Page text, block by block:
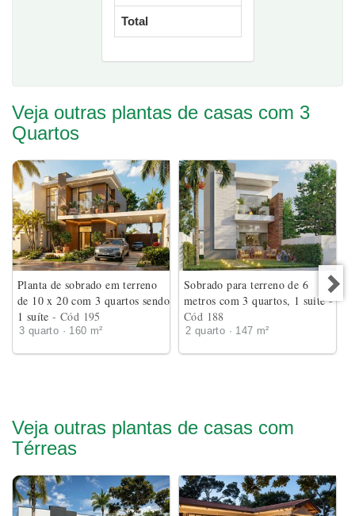
Total
Veja outras plantas de casas com 3
Quartos
Planta de sobrado em terreno
de 10 x 20 com 3 quartos sendo
1 suíte- Cód 195
3 quarto · 160 m²
Sobrado para terreno de 6
metros com 3 quartos, 1 suite-
Cód 188
2 quarto · 147 m²
Veja outras plantas de casas com
Térreas